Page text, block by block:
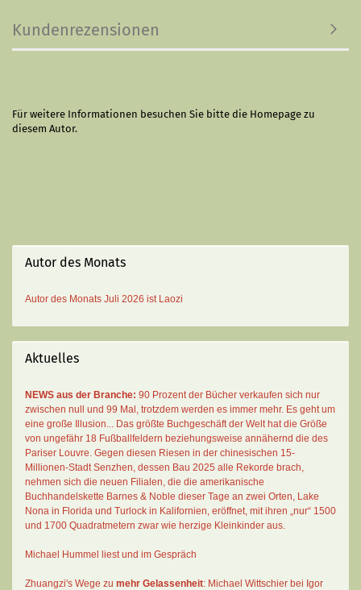
Kundenrezensionen
Für weitere Informationen besuchen Sie bitte die Homepage zu
diesem Autor.
Autor des Monats
Autor des Monats Juli 2026 ist Laozi
Aktuelles
NEWS aus der Branche: 90 Prozent der Bücher verkaufen sich nur
zwischen null und 99 Mal , trotzdem werden es immer mehr. Es geht um
eine große Illusion... Das größte Buchgeschäft der Welt hat die Größe
von ungefähr 18 Fußballfeldern beziehungsweise annähernd die des
Pariser Louvre. Gegen diesen Riesen in der chinesischen 15-
Millionen-Stadt Senzhen, dessen Bau 2025 alle Rekorde brach,
nehmen sich die neuen Filialen, die die amerikanische
Buchhandelskette Barnes & Noble dieser Tage an zwei Orten, Lake
Nona in Florida und Turlock in Kalifornien, eröffnet, mit ihren „nur“ 1500
und 1700 Quadratmetern zwar wie herzige Kleinkinder aus.
Michael Hummel liest und im Gespräch
Zhuangzi's Wege zu mehr Gelassenheit: Michael Wittschier bei Igor